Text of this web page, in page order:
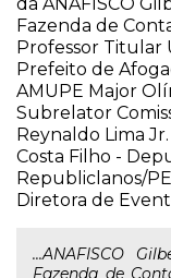
Fazenda de
Professor Titular
Prefeito de
AMUPE Major
Subrelator
Reynaldo Lima
Costa Filho -
Republiclanos/
Diretora de
...ANAFISCO
Fazenda de